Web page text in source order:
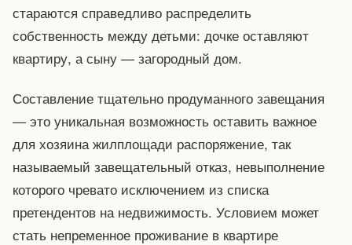
стараются справедливо распределить
собственность между детьми: дочке оставляют
квартиру, а сыну — загородный дом.
Составление тщательно продуманного завещания
— это уникальная возможность оставить важное
для хозяина жилплощади распоряжение, так
называемый завещательный отказ, невыполнение
которого чревато исключением из списка
претендентов на недвижимость. Условием может
стать непременное проживание в квартире